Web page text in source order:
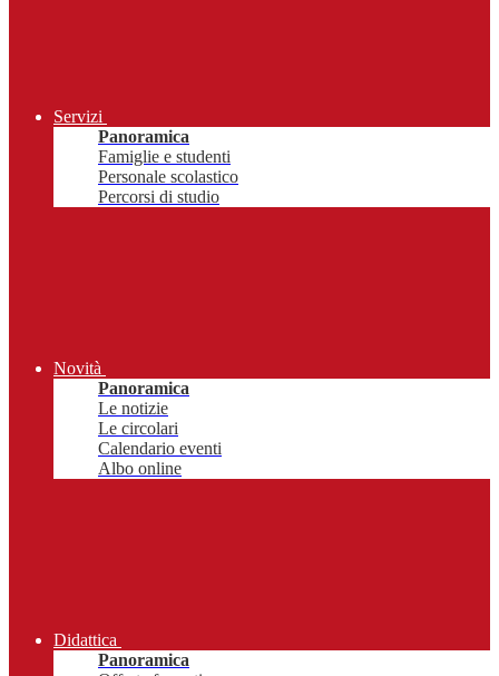
Servizi
Panoramica
Famiglie e studenti
Personale scolastico
Percorsi di studio
Novità
Panoramica
Le notizie
Le circolari
Calendario eventi
Albo online
Didattica
Panoramica